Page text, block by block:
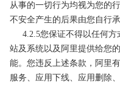
从事的一切行为均视为您的
不安全产生的后果由您自行承
4.2.5您保证不得以任何方
站及系统以及阿里提供给您
能。您违反上述条款，阿里
服务、应用下线、应用删除